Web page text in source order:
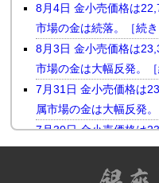
8月4日 金小売価格は
市場の金は続落。［続き
8月3日 金小売価格は
市場の金は大幅反発。［
7月31日 金小売価格は
属市場の金は大幅反発。
7月30日 金小売価格は
属市場の金は小幅続落
7月29日 金小売価格は